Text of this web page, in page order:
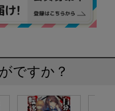
ですか？